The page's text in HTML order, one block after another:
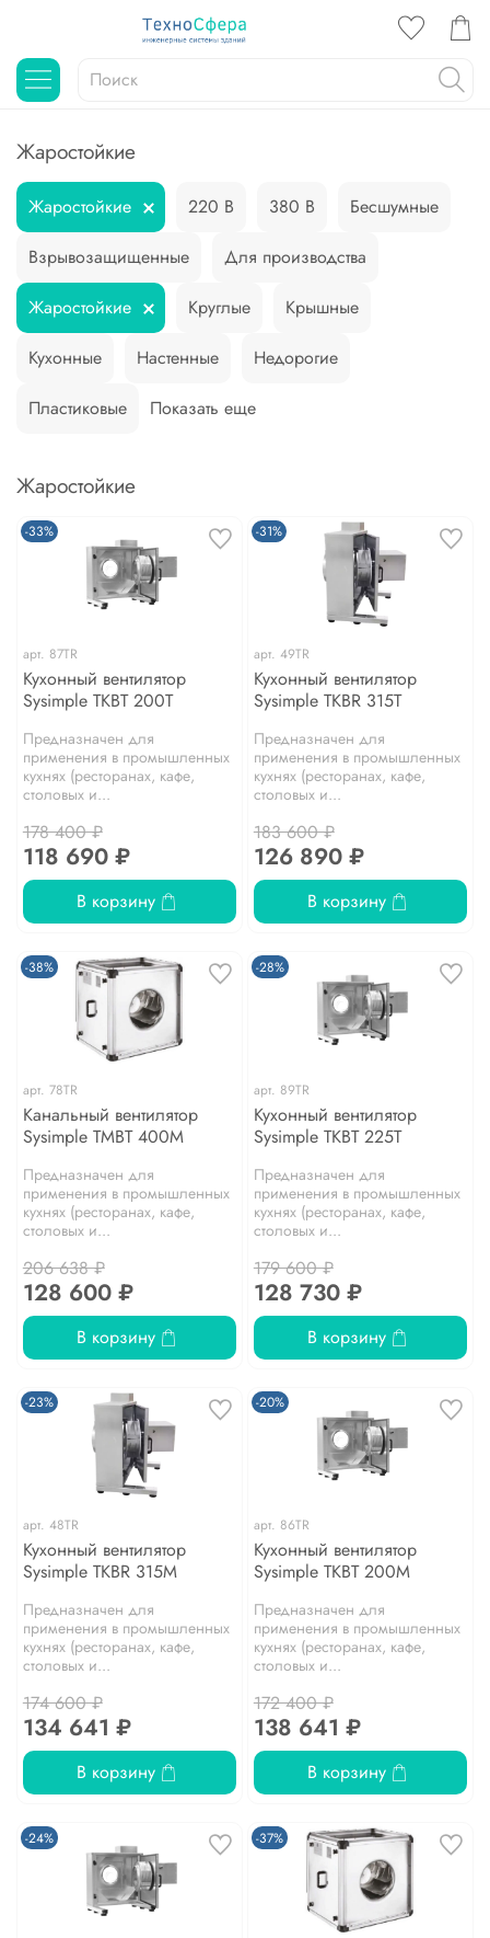
Жаростойкие
Жаростойкие 220 В 380 В
Бесшумные
Взрывозащищенные
Для производства
Жаростойкие
Круглые
Крышные
Кухонные
Настенные
Недорогие
Пластиковые
Показать еще
Жаростойкие
-33%
арт. 87TR
Кухонный вентилятор
Sysimple TKBT 200T
Предназначен для
применения в промышленных
кухнях (ресторанах, кафе,
столовых и...
178 400 ₽
118 690 ₽
В корзину
-31%
арт. 49TR
Кухонный вентилятор
Sysimple TKBR 315T
Предназначен для
применения в промышленных
кухнях (ресторанах, кафе,
столовых и...
183 600 ₽
126 890 ₽
В корзину
-38%
арт. 78TR
Канальный вентилятор
Sysimple TMBT 400M
Предназначен для
применения в промышленных
кухнях (ресторанах, кафе,
столовых и...
206 638 ₽
128 600 ₽
В корзину
-28%
арт. 89TR
Кухонный вентилятор
Sysimple TKBT 225T
Предназначен для
применения в промышленных
кухнях (ресторанах, кафе,
столовых и...
179 600 ₽
128 730 ₽
В корзину
-23%
арт. 48TR
Кухонный вентилятор
Sysimple TKBR 315M
Предназначен для
применения в промышленных
кухнях (ресторанах, кафе,
столовых и...
174 600 ₽
134 641 ₽
В корзину
-20%
арт. 86TR
Кухонный вентилятор
Sysimple TKBT 200M
Предназначен для
применения в промышленных
кухнях (ресторанах, кафе,
столовых и...
172 400 ₽
138 641 ₽
В корзину
-24% -37%